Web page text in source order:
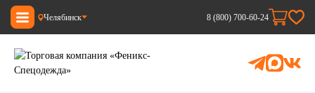
Челябинск 8 (800) 700-60-24